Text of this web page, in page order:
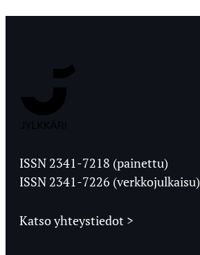
Ylioppilaslehti
ISSN 2341-7218 (painettu)
ISSN 2341-7226 (verkkojulkaisu)
Katso yhteystiedot >